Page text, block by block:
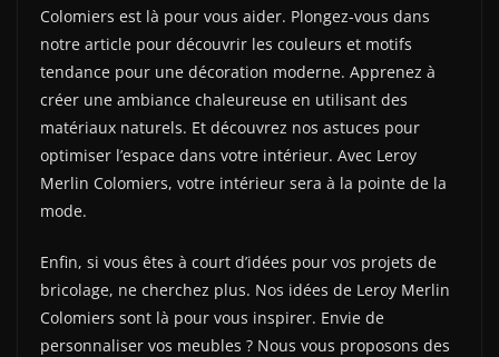
Colomiers est là pour vous aider. Plongez-vous dans
notre article pour découvrir les couleurs et motifs
tendance pour une décoration moderne. Apprenez à
créer une ambiance chaleureuse en utilisant des
matériaux naturels. Et découvrez nos astuces pour
optimiser l’espace dans votre intérieur. Avec Leroy
Merlin Colomiers, votre intérieur sera à la pointe de la
mode.
Enfin, si vous êtes à court d’idées pour vos projets de
bricolage, ne cherchez plus. Nos idées de Leroy Merlin
Colomiers sont là pour vous inspirer. Envie de
personnaliser vos meubles ? Nous vous proposons des